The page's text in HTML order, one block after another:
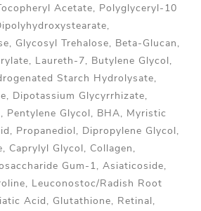
Acetate, Polyglyceryl-10
Glycosyl Trehalose, Beta-Glucan,
Laureth-7, Butylene Glycol,
Starch Hydrolysate,
Dipotassium Glycyrrhizate,
Pentylene Glycol, BHA, Myristic
Propanediol, Dipropylene Glycol,
Caprylyl Glycol, Collagen,
Gum-1, Asiaticoside,
Leuconostoc/Radish Root
Acid, Glutathione, Retinal,